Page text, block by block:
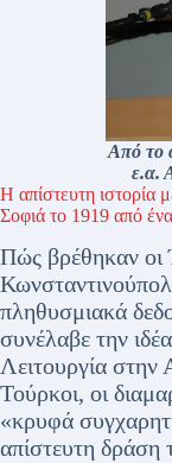
Από το
ε.α.
Η απίστευτη ιστορία
Σοφιά το 1919 από
Πώς βρέθηκαν οι
πληθυσμιακά
συνέλαβε την
Λειτουργία στην
Τούρκοι, οι
«κρυφά
απίστευτη